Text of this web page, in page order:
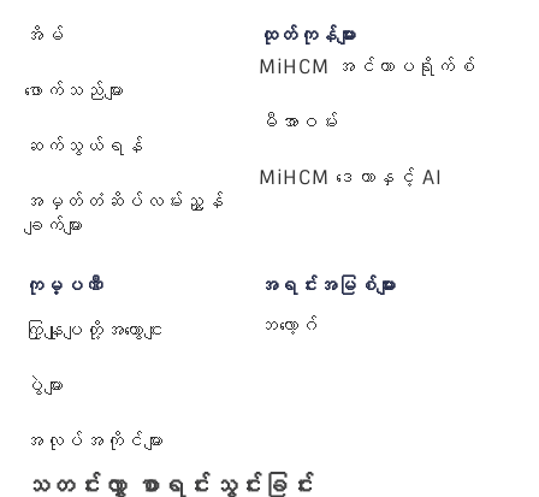
အိမ်
ဖောက်သည်များ
ဆက်သွယ်ရန်
အမှတ်တံဆိပ်လမ်းညွှန်
ချက်များ
ထုတ်ကုန်များ
MiHCM အင်တာပရိုက်စ်
မီအာဝမ်း
MiHCM ဒေတာနှင့် AI
ကုမ္ပဏီ
ကြှနျုပျတို့အကွောငျး
ပွဲများ
အလုပ်အကိုင်များ
အရင်းအမြစ်များ
ဘလော့ဂ်
သတင်းလွှာ စာရင်းသွင်းခြင်း